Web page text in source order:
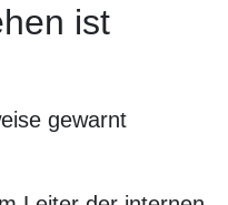
ist
gewarnt